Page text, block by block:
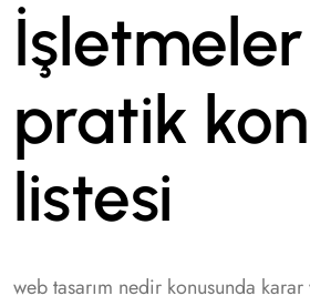
pratik
listesi
web tasarım nedir konusunda